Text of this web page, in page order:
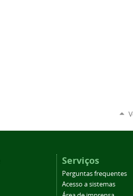
Serviços
Perguntas frequentes
Acesso a sistemas